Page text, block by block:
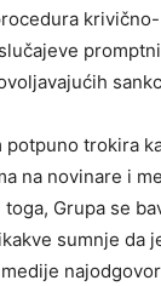
potpuno trokira
na novinare i
Grupa se
sumnje da